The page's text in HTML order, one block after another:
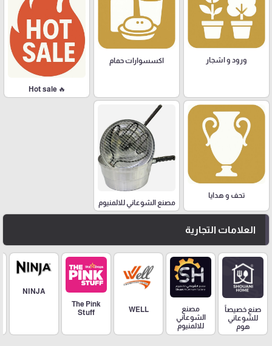
ورود و اشجار اكسسوارات حمام
🔥 Hot sale
تحف و هدايا
مصنع الشوعاني للالمنيوم
العلامات التجارية
صنع خصيصاً
للشوعاني
هوم
مصنع
الشوعاني
للالمنيوم
WELL
The Pink
Stuff
NINJA